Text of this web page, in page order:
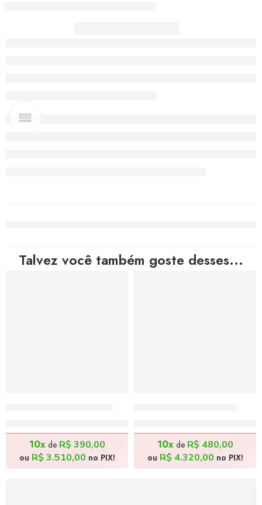
Talvez você também goste desses...
10xde R$ 390,00
ou R$ 3.510,00 no PIX!
10xde R$ 480,00
ou R$ 4.320,00 no PIX!